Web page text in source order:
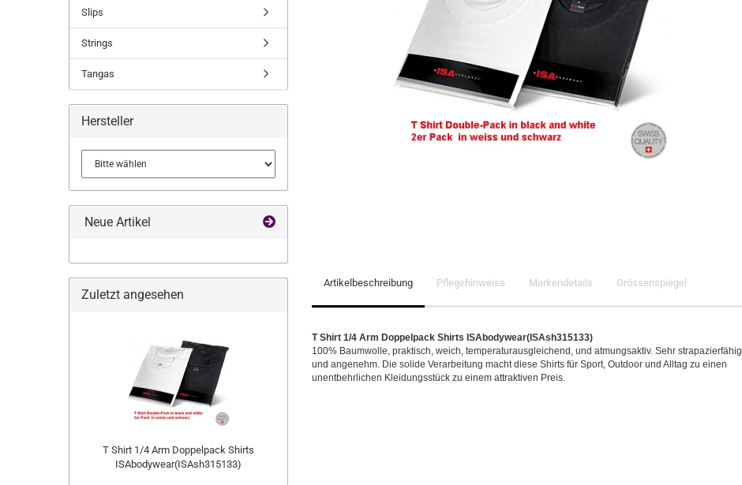
Artikelbeschreibung Pflegehinweise Markendetails Grössenspiegel
T Shirt 1/4 Arm Doppelpack Shirts ISAbodywear(ISAsh315133)
100% Baumwolle, praktisch, weich, temperaturausgleichend, und atmungsaktiv. Sehr strapazierfähig
und angenehm. Die solide Verarbeitung macht diese Shirts für Sport, Outdoor und Alltag zu einen
unentbehrlichen Kleidungsstück zu einem attraktiven Preis.
Slips
Strings
Tangas
Hersteller
Neue Artikel
Zuletzt angesehen
T Shirt 1/4 Arm Doppelpack Shirts
ISAbodywear(ISAsh315133)